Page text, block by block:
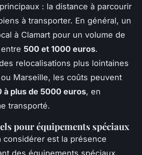
: la distance à parcourir
à transporter. En général, un
à Clamart pour un volume de
500 et 1000 euros.
relocalisations plus lointaines
Marseille, les coûts peuvent
à plus de 5000 euros, en
transporté.
pour équipements spéciaux
considérer est la présence